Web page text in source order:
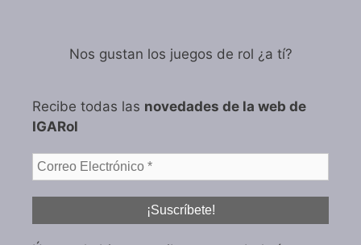
Nos gustan los juegos de rol ¿a tí?
Recibe todas las novedades de la web de
IGARol